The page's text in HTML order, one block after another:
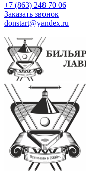
+7 (863) 248 70 06
Заказать звонок
donstart@yandex.ru